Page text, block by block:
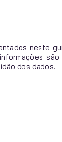
neste
dos dados.